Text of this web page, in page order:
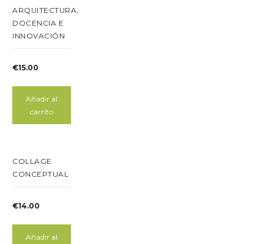
ARQUITECTURA,
DOCENCIA E
INNOVACIÓN
€15.00
Añadir al
carrito
COLLAGE
CONCEPTUAL
€14.00
Añadir al